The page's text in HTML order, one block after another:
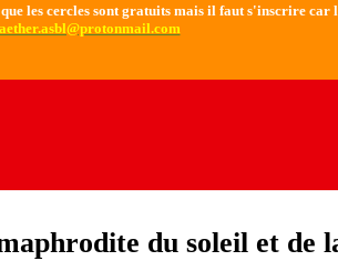
les cercles sont gratuits mais il faut s'inscrire car
aether.asbl@protonmail.com
du soleil et de